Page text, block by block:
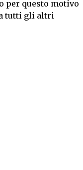
per questo motivo
tutti gli altri